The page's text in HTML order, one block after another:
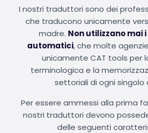
I nostri traduttori sono dei
che traducono unicamente
madre. Non utilizzano
automatici, che molte
unicamente CAT tools per
terminologica e la
settoriali di ogni singolo
Per essere ammessi alla prima
nostri traduttori devono
delle seguenti